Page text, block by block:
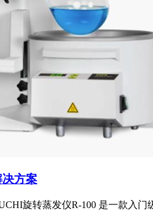
方案
旋转蒸发仪R-100 是一款入